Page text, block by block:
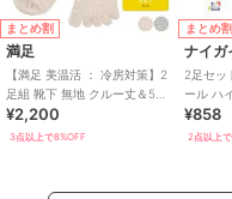
まとめ割
満足
【満足 美温活 ： 冷房対策】2
足組 靴下 無地 クルー丈＆5本
指 シルク混 重ね履きセット
¥2,200
3点以上で8%OFF
まとめ割
ナイガ
2足セッ
ール ハ
編み か
¥858
2点以上